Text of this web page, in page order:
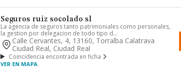
Seguros ruiz socolado sl
La agencia de seguros tanto patrimoniales como personales,
la gestion por delegacion de todo tipo d...
Calle Cervantes, 4, 13160, Torralba Calatrava
Ciudad Real, Ciudad Real
Coincidencia encontrada en ficha
VER EN MAPA